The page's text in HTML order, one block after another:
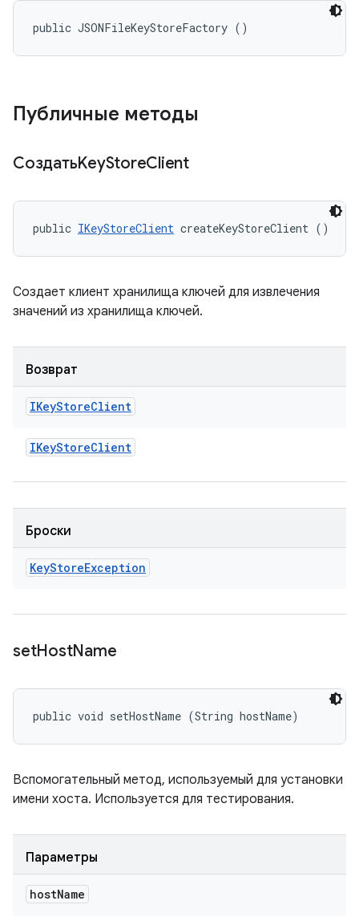
public JSONFileKeyStoreFactory ()
Публичные методы
СоздатьKeyStoreClient
public IKeyStoreClient createKeyStoreClient ()
Создает клиент хранилища ключей для извлечения
значений из хранилища ключей.
Возврат
IKeyStoreClient
IKeyStoreClient
Броски
KeyStoreException
setHostName
public void setHostName (String hostName)
Вспомогательный метод, используемый для установки
имени хоста. Используется для тестирования.
Параметры
hostName